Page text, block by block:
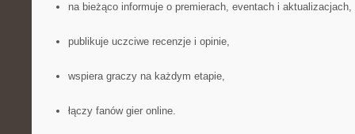
na bieżąco informuje o premierach, eventach i aktualizacjach,
publikuje uczciwe recenzje i opinie,
wspiera graczy na każdym etapie,
łączy fanów gier online.